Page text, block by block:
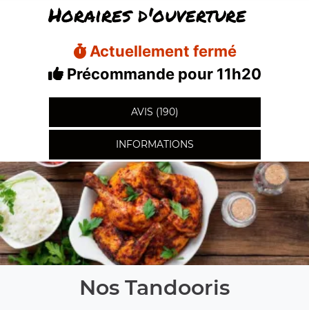
Horaires d'ouverture
Actuellement fermé
Précommande pour 11h20
AVIS (190)
INFORMATIONS
Nos Tandooris